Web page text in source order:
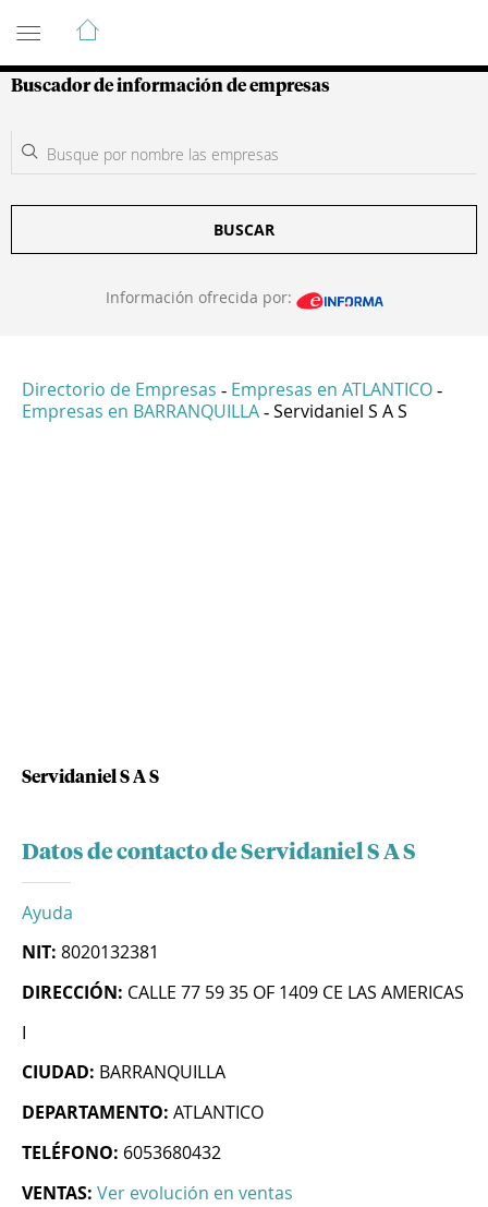
Guía de Empresas Colombianas
Buscador de información de empresas
BUSCAR
Información ofrecida por:
Directorio de Empresas - Empresas en ATLANTICO -
Empresas en BARRANQUILLA - Servidaniel S A S
Servidaniel S A S
Datos de contacto de Servidaniel S A S
Ayuda
NIT: 8020132381
DIRECCIÓN: CALLE 77 59 35 OF 1409 CE LAS AMERICAS
I
CIUDAD: BARRANQUILLA
DEPARTAMENTO: ATLANTICO
TELÉFONO: 6053680432
VENTAS: Ver evolución en ventas